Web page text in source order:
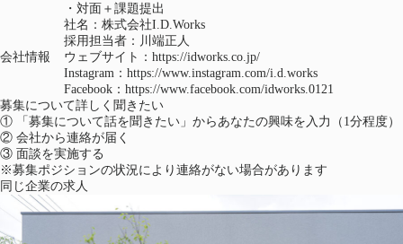
・対面＋課題提出
会社情報
社名：株式会社I.D.Works
採用担当者：川端正人
ウェブサイト： https://idworks.co.jp/
Instagram： https://www.instagram.com/i.d.works
Facebook： https://www.facebook.com/idworks.0121
募集について詳しく聞きたい（新しいタブで開く）
①
「募集について話を聞きたい」からあなたの興味を入力（1分程度）
② 会社から連絡が届く
③ 面談を実施する
※募集ポジションの状況により連絡がない場合があります
同じ企業の求人